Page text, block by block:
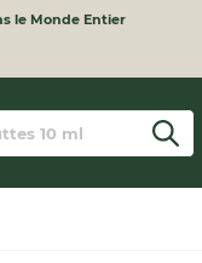
le Monde Entier